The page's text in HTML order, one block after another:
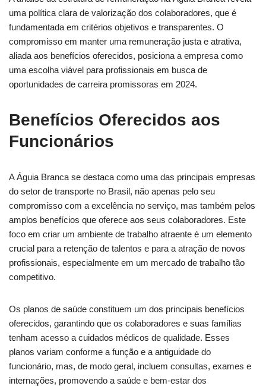
uma política clara de valorização dos colaboradores, que é
fundamentada em critérios objetivos e transparentes. O
compromisso em manter uma remuneração justa e atrativa,
aliada aos benefícios oferecidos, posiciona a empresa como
uma escolha viável para profissionais em busca de
oportunidades de carreira promissoras em 2024.
Benefícios Oferecidos aos
Funcionários
A Águia Branca se destaca como uma das principais empresas
do setor de transporte no Brasil, não apenas pelo seu
compromisso com a excelência no serviço, mas também pelos
amplos benefícios que oferece aos seus colaboradores. Este
foco em criar um ambiente de trabalho atraente é um elemento
crucial para a retenção de talentos e para a atração de novos
profissionais, especialmente em um mercado de trabalho tão
competitivo.
Os planos de saúde constituem um dos principais benefícios
oferecidos, garantindo que os colaboradores e suas famílias
tenham acesso a cuidados médicos de qualidade. Esses
planos variam conforme a função e a antiguidade do
funcionário, mas, de modo geral, incluem consultas, exames e
internações, promovendo a saúde e bem-estar dos